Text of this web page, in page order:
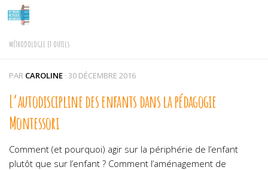
Skip to content
MÉTHODOLOGIE ET OUTILS
PAR CAROLINE · 30 DÉCEMBRE 2016
L’autodiscipline des enfants dans la pédagogie
Montessori
Comment (et pourquoi) agir sur la périphérie de l’enfant
plutôt que sur l’enfant ? Comment l’aménagement de